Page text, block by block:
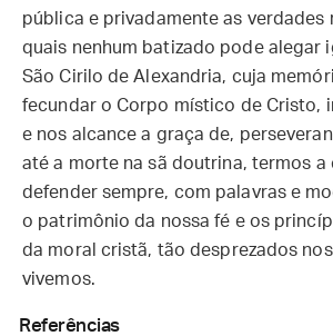
pública e privadamente as verdades
quais nenhum batizado pode alegar
São Cirilo de Alexandria, cuja
fecundar o Corpo místico de Cristo,
e nos alcance a graça de,
até a morte na sã doutrina, termos a
defender sempre, com palavras e
o patrimônio da nossa fé e os
da moral cristã, tão desprezados
vivemos.
Referências